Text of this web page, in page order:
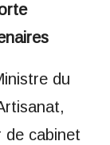
du
de cabinet